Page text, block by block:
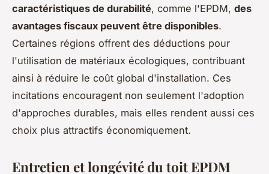
caractéristiques de durabilité, comme l'EPDM, des
avantages fiscaux peuvent être disponibles.
Certaines régions offrent des déductions pour
l'utilisation de matériaux écologiques, contribuant
ainsi à réduire le coût global d'installation. Ces
incitations encouragent non seulement l'adoption
d'approches durables, mais elles rendent aussi ces
choix plus attractifs économiquement.
Entretien et longévité du toit EPDM